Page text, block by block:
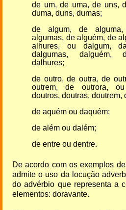
de um, de uma, de uns,
duma, duns, dumas;
de algum, de
algumas, de alguém, de
alhures, ou dalgum,
dalgumas, dalguém,
dalhures;
de outro, de outra, de
outrem, de outrora,
doutros, doutras, doutrem,
de aquém ou daquém;
de além ou dalém;
de entre ou dentre.
De acordo com os exemplos
admite o uso da locução
do advérbio que representa a
elementos: doravante.